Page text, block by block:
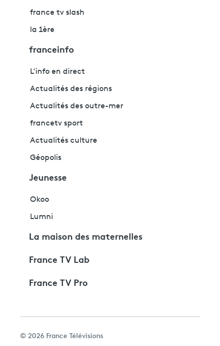
france tv slash
la 1ère
franceinfo
L'info en direct
Actualités des régions
Actualités des outre-mer
francetv sport
Actualités culture
Géopolis
Jeunesse
Okoo
Lumni
La maison des maternelles
France TV Lab
France TV Pro
© 2026 France Télévisions